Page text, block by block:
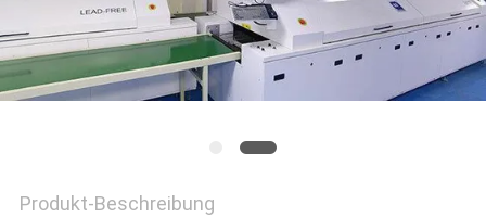
SITEMAP
PRIVACY
Produkt-Beschreibung